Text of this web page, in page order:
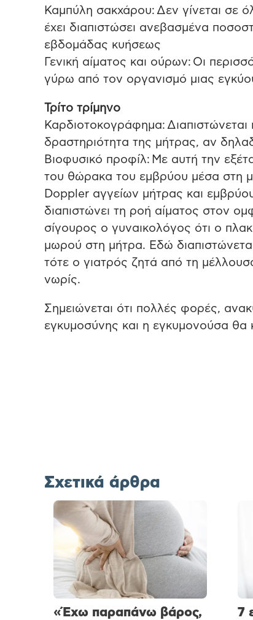
Καμπύλη σακχάρου: Δεν γίνεται σε
έχει διαπιστώσει ανεβασμένα
εβδομάδας κυήσεως
Γενική αίματος και ούρων: Οι
γύρω από τον οργανισμό μιας
Τρίτο τρίμηνο
Καρδιοτοκογράφημα:
δραστηριότητα της μήτρας, αν
Βιοφυσικό προφίλ: Με αυτή την
του θώρακα του εμβρύου μέσα στη
Doppler αγγείων μήτρας και
διαπιστώνει τη ροή αίματος στον
σίγουρος ο γυναικολόγος ότι ο
μωρού στη μήτρα. Εδώ
τότε ο γιατρός ζητά από τη
νωρίς.
Σημειώνεται ότι πολλές φορές,
εγκυμοσύνης και η εγκυμονούσα θα
Σχετικά άρθρα
«Έχω παραπάνω βάρος, 7